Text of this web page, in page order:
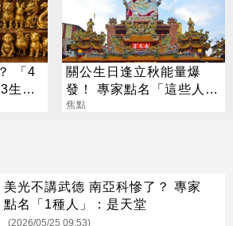
「4
上
關公生日逢立秋能量爆
發！ 專家點名「這些人」
別亂拜
焦點
美光不講武德 南亞科慘了？ 專家
點名「1種人」：是天堂
(2026/05/25 09:53)